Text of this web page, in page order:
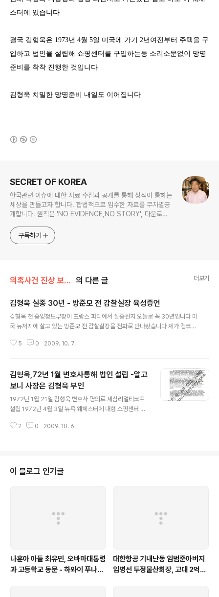
스터에 있습니다
결국 김형욱은 1973년 4월 5일 미국에 가기 2년여전부터 주택을 구
입하고 법인을 설립해 쇼핑센터를 구입하는등 소리소문없이 망명
준비를 착착 진행한 것입니다
김형욱 치밀한 망명준비 내일도 이어집니다
SECRET OF KOREA
한국관련 이슈에 대한 자료 수집과 공개를 통해 상식이 통하는
세상을 만들고자 합니다. 합법적으로 입수한 자료를 무차별공
개합니다. 원칙은 'NO EVIDENCE,NO STORY', 다운로드
jesim56@gmail.com, 안보일때는 구글리더나 RSS로!!
구독하기
의혹사건 진상 보고서 전문/김형욱 실종사건 의 다른 글 더보기
김형욱 실종 30년 - 방준모 전 감찰실장 육성증언
김형욱 전 중앙정보부장이 프랑스 파리에서 실종된지 오늘로 꼭 30년입니다 미
국 뉴저지에 살고 있는 방준모 전 감찰실장을 전화로 만나봤습니다 제가 캠코더
인터뷰할 수 밖에 없었습니다 2014/05/22 - [분류 전체보기] - 방준모 전 중
숙달되면 좀 나아지리라 생각합니다
5 0 2009. 10. 7.
김형욱,72년 1월 변호사통해 법인 설립 -알고
보니 사장은 김형욱 부인
1972년 1월 21일 김형욱 변호사 명의로 제심리얼티코프
설립 1972년 4월 3일 뉴욕 웨체스터에 대형 쇼핑센터 매
나 김형욱은 1971년 1월 4일 부인명의로 자신이 살 집을
니다 1972년 1월21일 뉴욕주 국무부에 김형욱의 행적을
가늠케 하는 한 법인의 설립신청서가 제출됐습니다. 법인
은 1972년 1월 1..
2 0 2009. 10. 6.
이 블로그 인기글
나훈아 아들 최유민, 오바마대통령
과 고등학교 동문 - 하와이 푸나호
대한항공 기내난동 임범준아버지
임병선 두정물산회장, 고대 2억기